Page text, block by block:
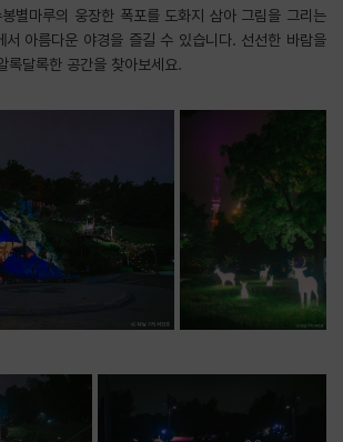
별마루의 웅장한 폭포를 도화지 삼아 그림을 그리는
아름다운 야경을 즐길 수 있습니다. 선선한 바람을
록달록한 공간을 찾아보세요.